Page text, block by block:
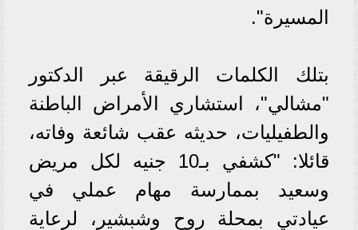
المسيرة".
بتلك الكلمات الرقيقة عبر الدكتور
"مشالي"، استشاري الأمراض الباطنة
والطفيليات، حديثه عقب شائعة وفاته،
قائلا: "كشفي بـ10 جنيه لكل مريض
وسعيد بممارسة مهام عملي في
عيادتي بمحلة روح وشبشير، لرعاية